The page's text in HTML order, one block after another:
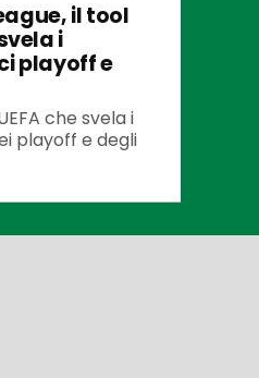
il tool
i
playoff e
che svela i
playoff e degli